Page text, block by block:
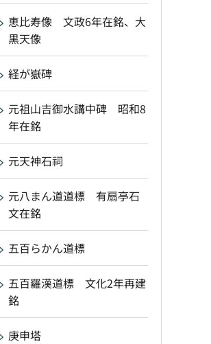
恵比寿像 文政6年在銘、大
黒天像
経が嶽碑
元祖山吉御水講中碑 昭和8
年在銘
元天神石祠
元八まん道道標 有扇亭石
文在銘
五百らかん道標
五百羅漢道標 文化2年再建
銘
庚申塔